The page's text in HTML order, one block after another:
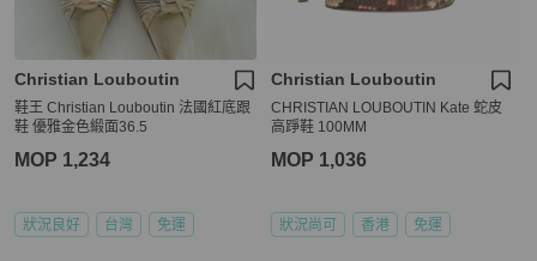
Christian Louboutin
鞋王 Christian Louboutin 法國紅底跟
鞋 優雅金色緞面36.5
MOP 1,234
狀況良好 台灣 免運
Christian Louboutin
CHRISTIAN LOUBOUTIN Kate 蛇皮
高踭鞋 100MM
MOP 1,036
狀況尚可 香港 免運